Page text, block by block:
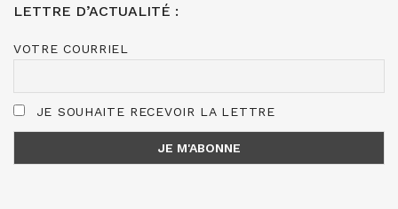
LETTRE D’ACTUALITÉ :
VOTRE COURRIEL
JE SOUHAITE RECEVOIR LA LETTRE